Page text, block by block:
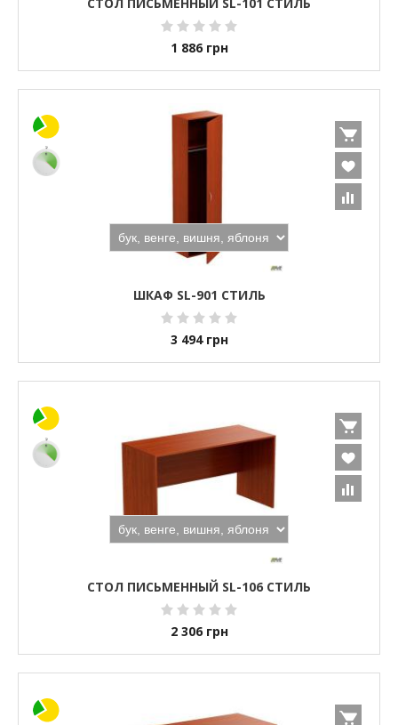
СТОЛ ПИСЬМЕННЫЙ SL-101 СТИЛЬ
1 886 грн
ШКАФ SL-901 СТИЛЬ
3 494 грн
СТОЛ ПИСЬМЕННЫЙ SL-106 СТИЛЬ
2 306 грн